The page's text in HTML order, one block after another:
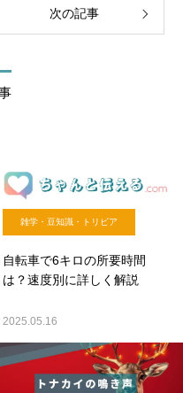
次の記事
雑学・豆知識・トリビア
自転車で6キロの所要時間
は？速度別に詳しく解説
2025.05.16